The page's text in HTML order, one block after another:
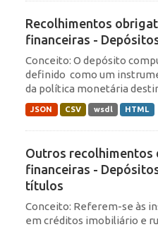
Recolhimentos
financeiras -
Conceito: O depósito
definido como um
da política monetária
JSON CSV wsdl HTML
Outros recolhimentos
financeiras -
títulos
Conceito: Referem-se às
em créditos imobiliário e